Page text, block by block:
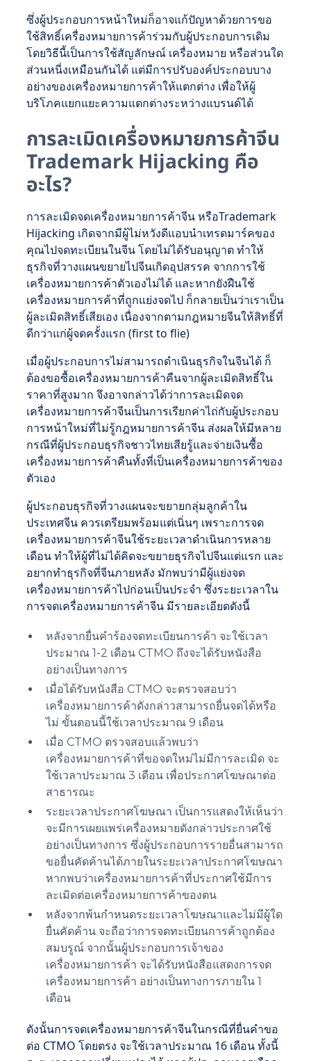
ซึ่งผู้ประกอบการหน้าใหม่ก็อาจแก้ปัญหาด้วยการขอ
ใช้สิทธิ์เครื่องหมายการค้าร่วมกับผู้ประกอบการเดิม
โดยวิธีนี้เป็นการใช้สัญลักษณ์ เครื่องหมาย หรือส่วนใด
ส่วนหนี่งเหมือนกันได้ แต่มีการปรับองค์ประกอบบาง
อย่างของเครื่องหมายการค้าให้แตกต่าง เพื่อให้ผู้
บริโภคแยกแยะความแตกต่างระหว่างแบรนด์ได้
การละเมิดเครื่องหมายการค้าจีน
Trademark Hijacking คือ
อะไร?
การละเมิดจดเครื่องหมายการค้าจีน หรือTrademark
Hijacking เกิดจากมีผู้ไม่หวังดีแอบนำเทรดมาร์คของ
คุณไปจดทะเบียนในจีน โดยไม่ได้รับอนุญาต ทำให้
ธุรกิจที่วางแผนขยายไปจีนเกิดอุปสรรค จากการใช้
เครื่องหมายการค้าตัวเองไม่ได้ และหากยังฝืนใช้
เครื่องหมายการค้าที่ถูกแย่งจดไป ก็กลายเป็นว่าเราเป็น
ผู้ละเมิดสิทธิ์เสียเอง เนื่องจากตามกฎหมายจีนให้สิทธิ์ที่
ดีกว่าแก่ผู้จดครั้งแรก (first to flie)
เมื่อผู้ประกอบการไม่สามารถดำเนินธุรกิจในจีนได้ ก็
ต้องขอซื้อเครื่องหมายการค้าคืนจากผู้ละเมิดสิทธิ์ใน
ราคาที่สูงมาก จึงอาจกล่าวได้ว่าการละเมิดจด
เครื่องหมายการค้าจีนเป็นการเรียกค่าไถ่กับผู้ประกอบ
การหน้าใหม่ที่ไม่รู้กฎหมายการค้าจีน ส่งผลให้มีหลาย
กรณีที่ผู้ประกอบธุรกิจชาวไทยเสียรู้และจ่ายเงินซื้อ
เครื่องหมายการค้าคืนทั้งที่เป็นเครื่องหมายการค้าของ
ตัวเอง
ผู้ประกอบธุรกิจที่วางแผนจะขยายกลุ่มลูกค้าใน
ประเทศจีน ควรเตรียมพร้อมแต่เนิ่นๆ เพราะการจด
เครื่องหมายการค้าจีนใช้ระยะเวลาดำเนินการหลาย
เดือน ทำให้ผู้ที่ไม่ได้คิดจะขยายธุรกิจไปจีนแต่แรก และ
อยากทำธุรกิจที่จีนภายหลัง มักพบว่ามีผู้แย่งจด
เครื่องหมายการค้าไปก่อนเป็นประจำ ซึ่งระยะเวลาใน
การจดเครื่องหมายการค้าจีน มีรายละเอียดดังนี้
หลังจากยื่นคำร้องจดทะเบียนการค้า จะใช้เวลา
ประมาณ 1-2 เดือน CTMO ถึงจะได้รับหนังสือ
อย่างเป็นทางการ
เมื่อได้รับหนังสือ CTMO จะตรวจสอบว่า
เครื่องหมายการค้าดังกล่าวสามารถยื่นจดได้หรือ
ไม่ ขั้นตอนนี้ใช้เวลาประมาณ 9 เดือน
เมื่อ CTMO ตรวจสอบแล้วพบว่า
เครื่องหมายการค้าที่ขอจดใหม่ไม่มีการละเมิด จะ
ใช้เวลาประมาณ 3 เดือน เพื่อประกาศโฆษณาต่อ
สาธารณะ
ระยะเวลาประกาศโฆษณา เป็นการแสดงให้เห็นว่า
จะมีการเผยแพร่เครื่องหมายดังกล่าวประกาศใช้
อย่างเป็นทางการ ซึ่งผู้ประกอบการรายอื่นสามารถ
ขอยื่นคัดค้านได้ภายในระยะเวลาประกาศโฆษณา
หากพบว่าเครื่องหมายการค้าที่ประกาศใช้มีการ
ละเมิดต่อเครื่องหมายการค้าของตน
หลังจากพ้นกำหนดระยะเวลาโฆษณาและไม่มีผู้ใด
ยื่นคัดค้าน จะถือว่าการจดทะเบียนการค้าถูกต้อง
สมบรูณ์ จากนั้นผู้ประกอบการเจ้าของ
เครื่องหมายการค้า จะได้รับหนังสือแสดงการจด
เครื่องหมายการค้า อย่างเป็นทางการภายใน 1
เดือน
ดังนั้นการจดเครื่องหมายการค้าจีนในกรณีที่ยื่นคำขอ
ต่อ CTMO โดยตรง จะใช้เวลาประมาณ 16 เดือน ทั้งนี้